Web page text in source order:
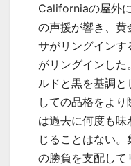
Californiaの屋外
の声援が響き、黄
サがリングイン
がリングインし
ルドと黒を基調
しての品格をよ
は過去に何度も
じることはない
の勝負を支配し